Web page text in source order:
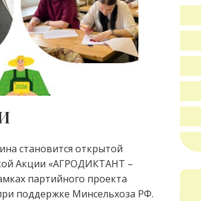
становится открытой
Акции «АГРОДИКТАНТ –
партийного проекта
поддержке Минсельхоза РФ.